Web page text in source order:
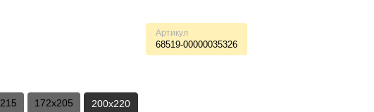
Артикул
68519-00000035326
172х205 200х220